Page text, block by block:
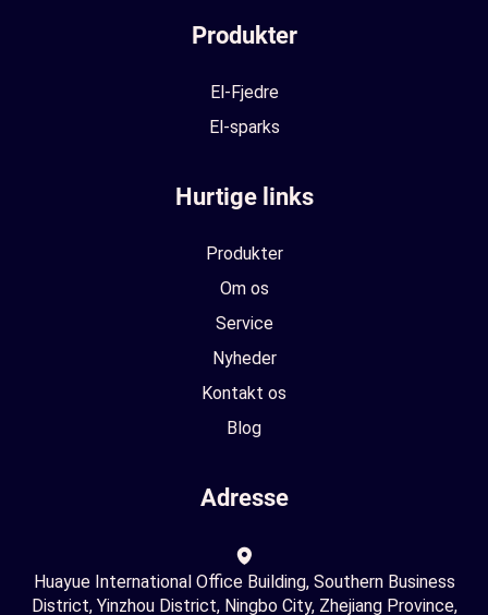
Produkter
El-Fjedre
El-sparks
Hurtige links
Produkter
Om os
Service
Nyheder
Kontakt os
Blog
Adresse
Huayue International Office Building, Southern Business
District, Yinzhou District, Ningbo City, Zhejiang Province,